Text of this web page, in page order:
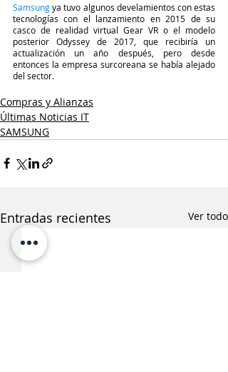
Samsung ya tuvo algunos develamientos con estas
tecnologías con el lanzamiento en 2015 de su
casco de realidad virtual Gear VR o el modelo
posterior Odyssey de 2017, que recibiría un
actualización un año después, pero desde
entonces la empresa surcoreana se había alejado
del sector.
Compras y Alianzas
Últimas Noticias IT
SAMSUNG
Entradas recientes Ver todo